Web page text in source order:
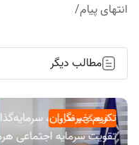
انتهای پیام/
مطالب دیگر
فرهنگی و هنری
تکریم خبرنگاران،
تقویت سرمایه اجتماعی